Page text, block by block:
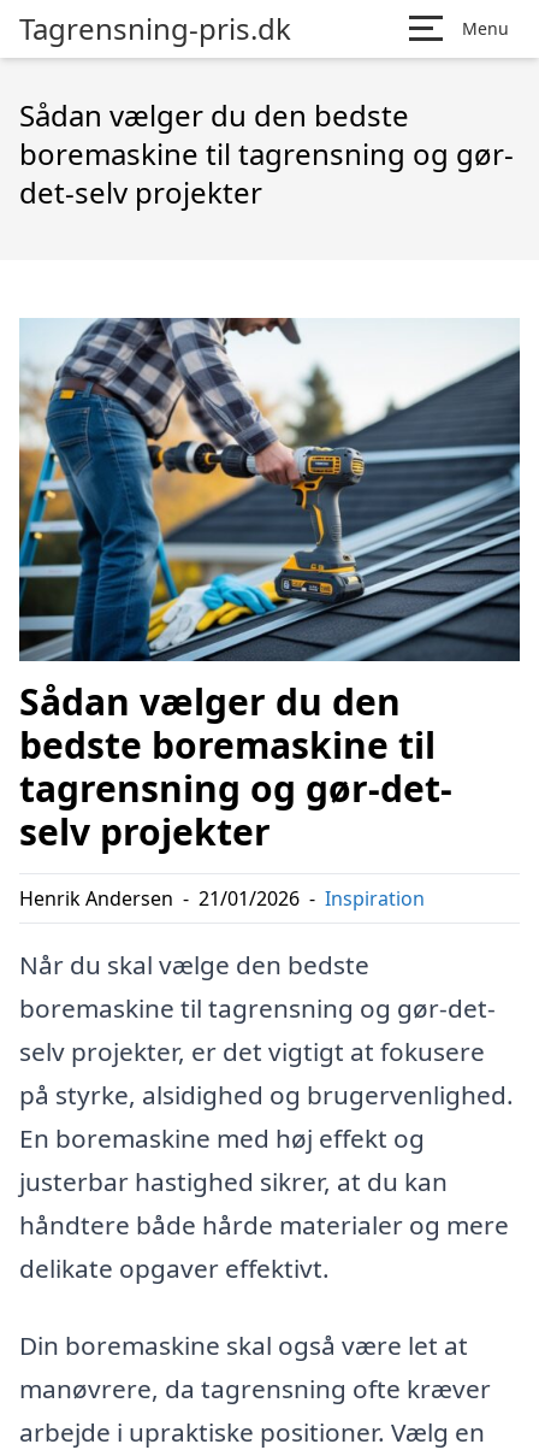
Tagrensning-pris.dk Menu
Sådan vælger du den bedste
boremaskine til tagrensning og gør-
det-selv projekter
Sådan vælger du den
bedste boremaskine til
tagrensning og gør-det-
selv projekter
Henrik Andersen - 21/01/2026 - Inspiration
Når du skal vælge den bedste
boremaskine til tagrensning og gør-det-
selv projekter, er det vigtigt at fokusere
på styrke, alsidighed og brugervenlighed.
En boremaskine med høj effekt og
justerbar hastighed sikrer, at du kan
håndtere både hårde materialer og mere
delikate opgaver effektivt.
Din boremaskine skal også være let at
manøvrere, da tagrensning ofte kræver
arbejde i upraktiske positioner. Vælg en